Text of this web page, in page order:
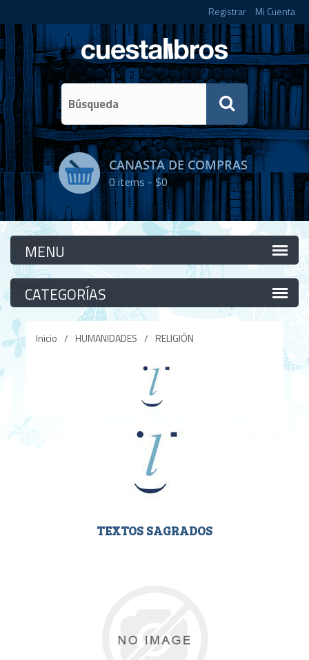
Registrar Mi Cuenta
CANASTA DE COMPRAS
0items -$0
Categorías
Categorías
Inicio / HUMANIDADES / RELIGIÓN
TEXTOS SAGRADOS